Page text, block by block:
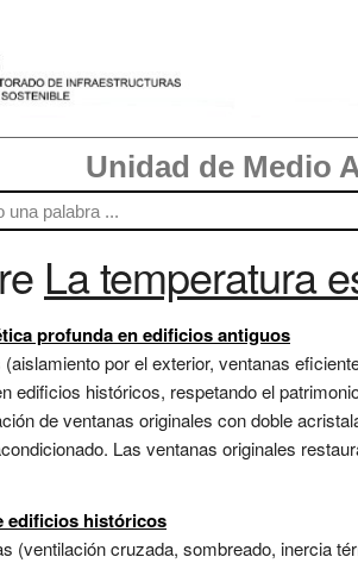
Unidad de Medio
La temperatura
profunda en edificios antiguos
por el exterior, ventanas
edificios históricos, respetando el
de ventanas originales con doble
Las ventanas originales
edificios históricos
(ventilación cruzada, sombreado, inercia